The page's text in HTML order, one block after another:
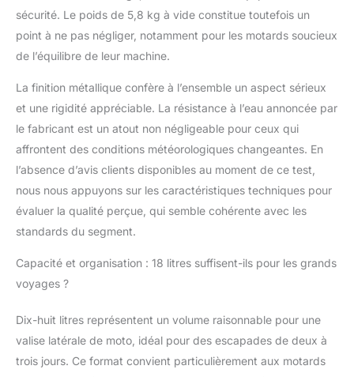
bien plus encore.
[Matériau en alliage
Fabriqué en alliage
d'aluminium, léger mais
robuste, idéal pour
toutes les conditions
routières et toutes les
aventures. [Sécurité
améliorée] Équipé
réfléchissants pour une
visibilité dans
sécurité routière.
sécurité. Le poids de 5,8 kg à vide constitue toutefois un
point à ne pas négliger, notamment pour les motards soucieux
de l’équilibre de leur machine.
La finition métallique confère à l’ensemble un aspect sérieux
et une rigidité appréciable. La résistance à l’eau annoncée par
le fabricant est un atout non négligeable pour ceux qui
affrontent des conditions météorologiques changeantes. En
l’absence d’avis clients disponibles au moment de ce test,
nous nous appuyons sur les caractéristiques techniques pour
évaluer la qualité perçue, qui semble cohérente avec les
standards du segment.
Capacité et organisation : 18 litres suffisent-ils pour les grands
voyages ?
Dix-huit litres représentent un volume raisonnable pour une
valise latérale de moto, idéal pour des escapades de deux à
trois jours. Ce format convient particulièrement aux motards